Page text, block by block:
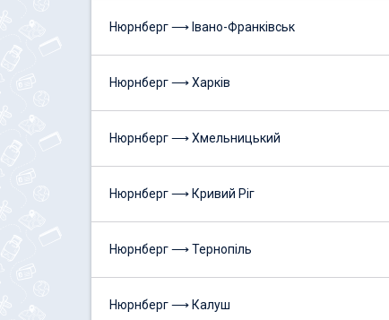
Нюрнберг ⟶ Івано-Франківськ
Нюрнберг ⟶ Харків
Нюрнберг ⟶ Хмельницький
Нюрнберг ⟶ Кривий Ріг
Нюрнберг ⟶ Тернопіль
Нюрнберг ⟶ Калуш